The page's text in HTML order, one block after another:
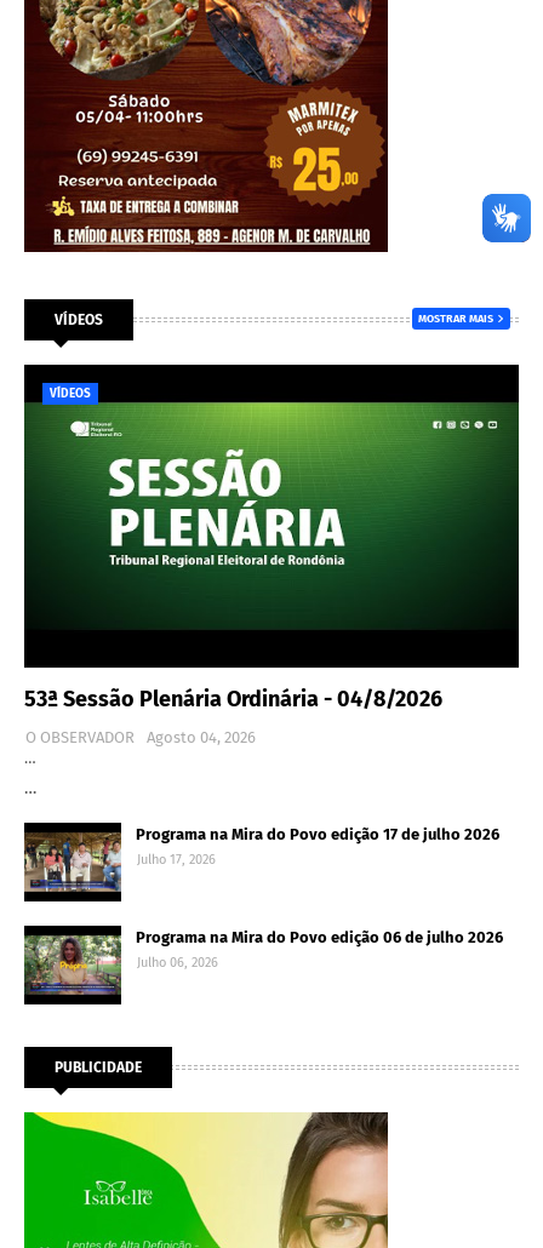
VÍDEOS MOSTRAR MAIS
VÍDEOS
53ª Sessão Plenária Ordinária - 04/8/2026
O OBSERVADOR
Agosto 04, 2026
…
…
Programa na Mira do Povo edição 17 de julho 2026
Julho 17, 2026
Programa na Mira do Povo edição 06 de julho 2026
Julho 06, 2026
PUBLICIDADE